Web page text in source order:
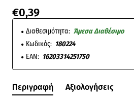
€0,39
Διαθεσιμότητα: Άμεσα Διαθέσιμο
Κωδικός: 180224
EAN: 16203314251750
Περιγραφή Αξιολογήσεις